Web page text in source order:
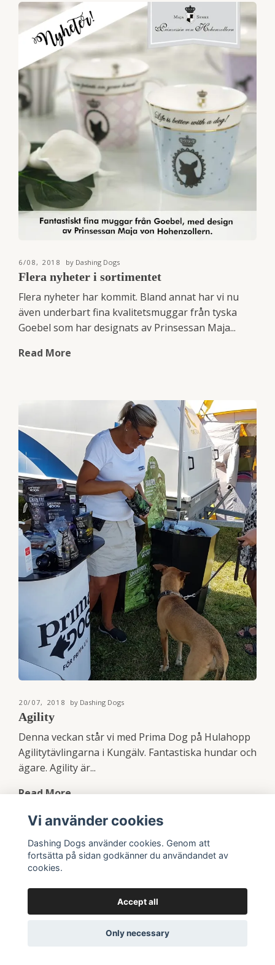
6/08, 2018 by Dashing Dogs
Flera nyheter i sortimentet
Flera nyheter har kommit. Bland annat har vi nu
även underbart fina kvalitetsmuggar från tyska
Goebel som har designats av Prinsessan Maja...
Read More
20/07, 2018 by Dashing Dogs
Agility
Denna veckan står vi med Prima Dog på Hulahopp
Agilitytävlingarna i Kungälv. Fantastiska hundar och
ägare. Agility är...
Read More
Vi använder cookies
Dashing Dogs använder cookies. Genom att
fortsätta på sidan godkänner du användandet av
cookies.
Accept all
Only necessary